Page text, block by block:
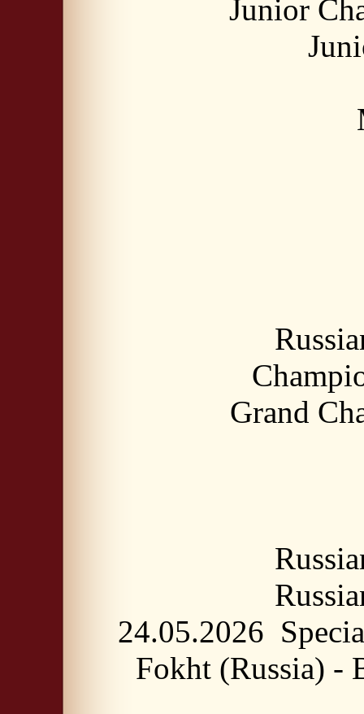
Junior
Grand
24.05.2026
Fokht (Russia) -